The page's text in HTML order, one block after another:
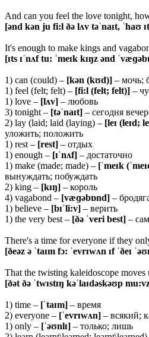
And can you feel the love tonight,
[ənd kən ju fi:l ðə lʌv təˈnaɪt, ˈhaʊ ɪ
It's enough to make kings and
[ɪts ɪˈnʌf tu: ˈmeɪk kɪŋz ənd ˈvæɡəb
1) can (could) – [kən (kʊd)] – мочь;
1) feel (felt; felt) – [fi:l (felt; felt)] –
1) love – [lʌv] – любовь
3) tonight – [təˈnaɪt] – сегодня
2) lay (laid; laid (laying) – [leɪ (leɪd;
уложить; положить
1) rest – [rest] – отдых
1) enough – [ɪˈnʌf] – достаточно
1) make (made; made) – [ˈmeɪk (ˈmeɪ
вынуждать; побуждать
2) king – [kɪŋ] – король
4) vagabond – [væɡəbɒnd] –
1) believe – [bɪˈli:v] – верить
1) the very best – [ðə ˈveri best] –
There's a time for everyone if they
[ðeəz ə ˈtaɪm fɔ: ˈevrɪwʌn ɪfˈðeɪ ˈəʊ
That the twisting kaleidoscope moves
[ðət ðə ˈtwɪstɪŋ kəˈlaɪdəskəʊp mu:
1) time – [ˈtaɪm] – время
2) everyone – [ˈevrɪwʌn] – всякий;
1) only – [ˈəʊnlɪ] – только; лишь